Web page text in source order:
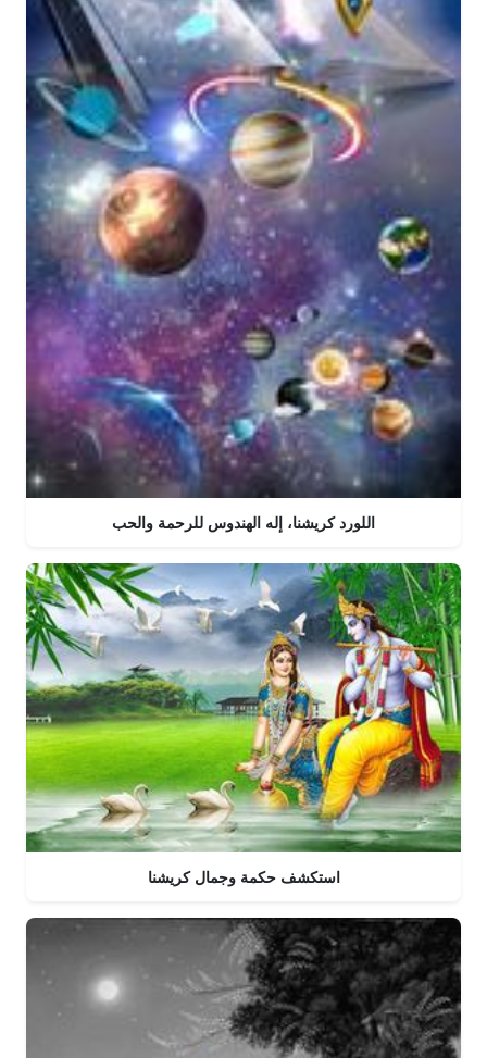
اللورد كريشنا، إله الهندوس للرحمة والحب
استكشف حكمة وجمال كريشنا